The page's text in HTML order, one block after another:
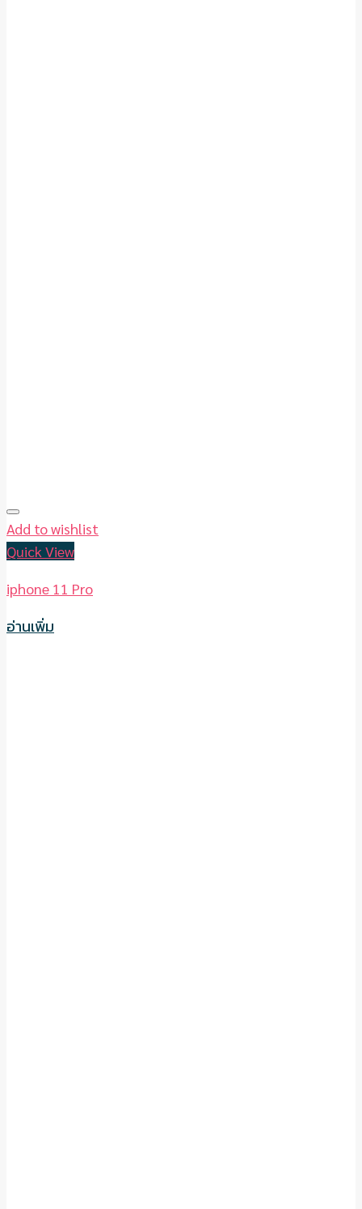
Add to wishlist
Quick View
iphone 11 Pro
อ่านเพิ่ม